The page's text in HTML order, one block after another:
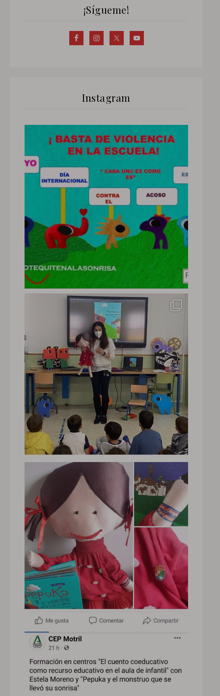
¡Sígueme!
Instagram